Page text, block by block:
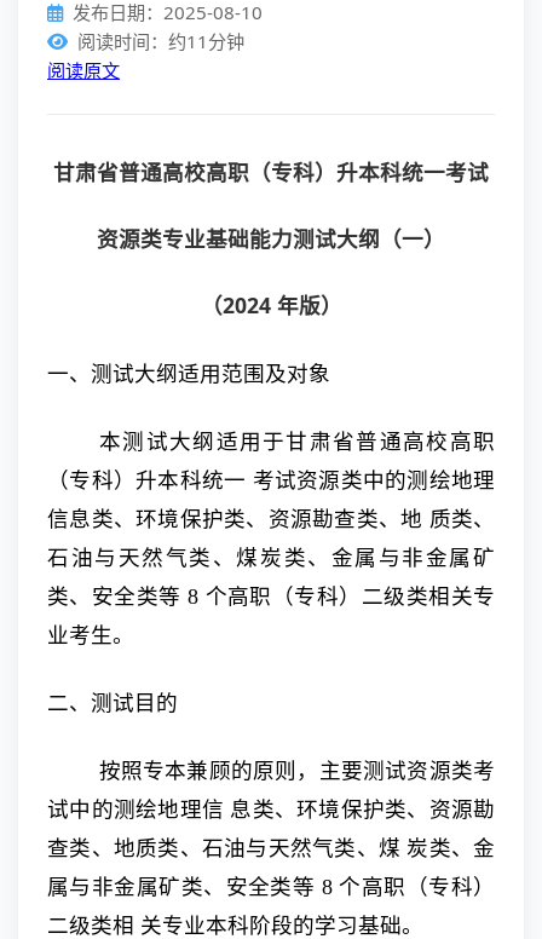
发布日期：2025-08-10
阅读时间：约11分钟
阅读原文
甘肃省普通高校高职（专科）升本科统一考试
资源类专业基础能力测试大纲（一）
（2024 年版）
一、测试大纲适用范围及对象
本测试大纲适用于甘肃省普通高校高职
（专科）升本科统一 考试资源类中的测绘地理
信息类、环境保护类、资源勘查类、地 质类、
石油与天然气类、煤炭类、金属与非金属矿
类、安全类等 8 个高职（专科）二级类相关专
业考生。
二、测试目的
按照专本兼顾的原则，主要测试资源类考
试中的测绘地理信 息类、环境保护类、资源勘
查类、地质类、石油与天然气类、煤 炭类、金
属与非金属矿类、安全类等 8 个高职（专科）
二级类相 关专业本科阶段的学习基础。